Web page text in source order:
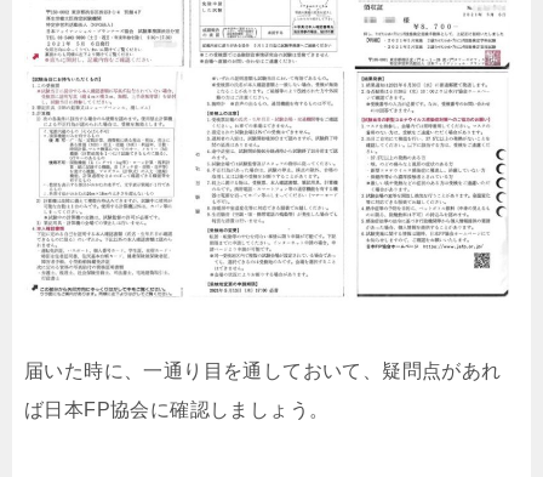
届いた時に、一通り目を通しておいて、疑問点があれ
ば日本FP協会に確認しましょう。